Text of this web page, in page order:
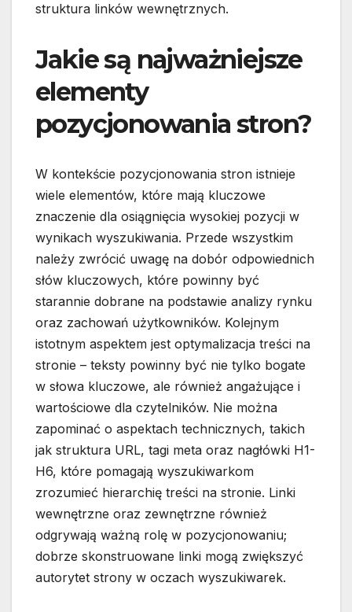
struktura linków wewnętrznych.
Jakie są najważniejsze
elementy
pozycjonowania stron?
W kontekście pozycjonowania stron istnieje
wiele elementów, które mają kluczowe
znaczenie dla osiągnięcia wysokiej pozycji w
wynikach wyszukiwania. Przede wszystkim
należy zwrócić uwagę na dobór odpowiednich
słów kluczowych, które powinny być
starannie dobrane na podstawie analizy rynku
oraz zachowań użytkowników. Kolejnym
istotnym aspektem jest optymalizacja treści na
stronie – teksty powinny być nie tylko bogate
w słowa kluczowe, ale również angażujące i
wartościowe dla czytelników. Nie można
zapominać o aspektach technicznych, takich
jak struktura URL, tagi meta oraz nagłówki H1-
H6, które pomagają wyszukiwarkom
zrozumieć hierarchię treści na stronie. Linki
wewnętrzne oraz zewnętrzne również
odgrywają ważną rolę w pozycjonowaniu;
dobrze skonstruowane linki mogą zwiększyć
autorytet strony w oczach wyszukiwarek.